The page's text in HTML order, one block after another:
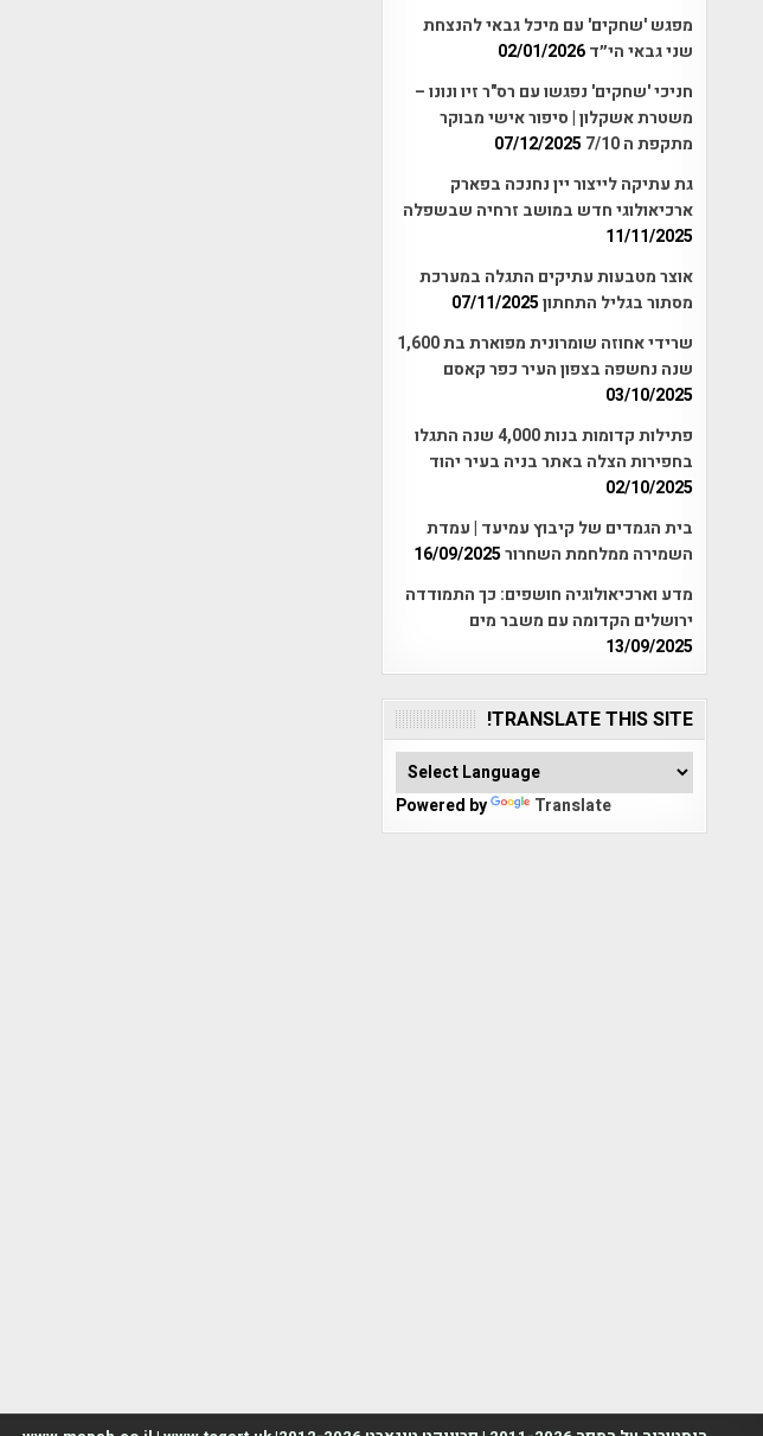
מפגש 'שחקים' עם מיכל גבאי להנצחת
שני גבאי הי״ד02/01/2026
חניכי 'שחקים' נפגשו עם רס"ר זיו ונונו –
משטרת אשקלון | סיפור אישי מבוקר
מתקפת ה 7/10
07/12/2025
גת עתיקה לייצור יין נחנכה בפארק
ארכיאולוגי חדש במושב זרחיה שבשפלה
11/11/2025
אוצר מטבעות עתיקים התגלה במערכת
מסתור בגליל התחתון07/11/2025
שרידי אחוזה שומרונית מפוארת בת 1,600
שנה נחשפה בצפון העיר כפר קאסם
03/10/2025
פתילות קדומות בנות 4,000 שנה התגלו
בחפירות הצלה באתר בניה בעיר יהוד
02/10/2025
בית הגמדים של קיבוץ עמיעד | עמדת
השמירה ממלחמת השחרור16/09/2025
מדע וארכיאולוגיה חושפים: כך התמודדה
ירושלים הקדומה עם משבר מים
13/09/2025
TRANSLATE THIS SITE!
Powered by Translate